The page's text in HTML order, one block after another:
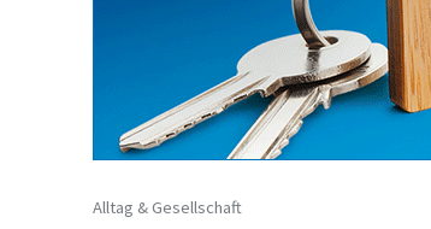
Alltag & Gesellschaft